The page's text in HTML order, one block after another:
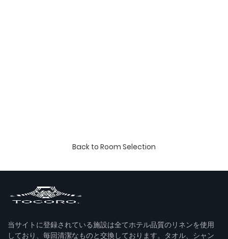
Back to Room Selection
当サイトに登録されている施設は全てホテル品質のリネンを使用
しており、毎回清潔なものと交換しております。タオル、シャン